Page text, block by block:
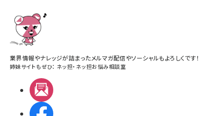
業界情報やナレッジが詰まったメルマガ配信やソーシャルもよろしくです！
姉妹サイトもぜひ： ネッ担・ ネッ担お悩み相談室